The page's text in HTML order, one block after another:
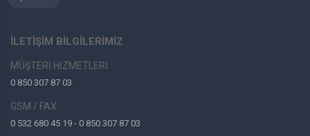
İLETİŞİM BİLGİLERİMİZ
MÜŞTERİ HİZMETLERİ
0 850 307 87 03
GSM / FAX
0 532 680 45 19 - 0 850 307 87 03